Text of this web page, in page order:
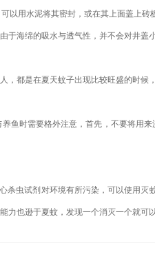
用水泥将其密封，或在其上面盖上
海绵的吸水与透气性，并不会对井盖
都是在夏天蚊子出现比较旺盛的时
鱼时需要格外注意，首先，不要将用
杀虫试剂对环境有所污染，可以使用
力也逊于夏蚊，发现一个消灭一个就可